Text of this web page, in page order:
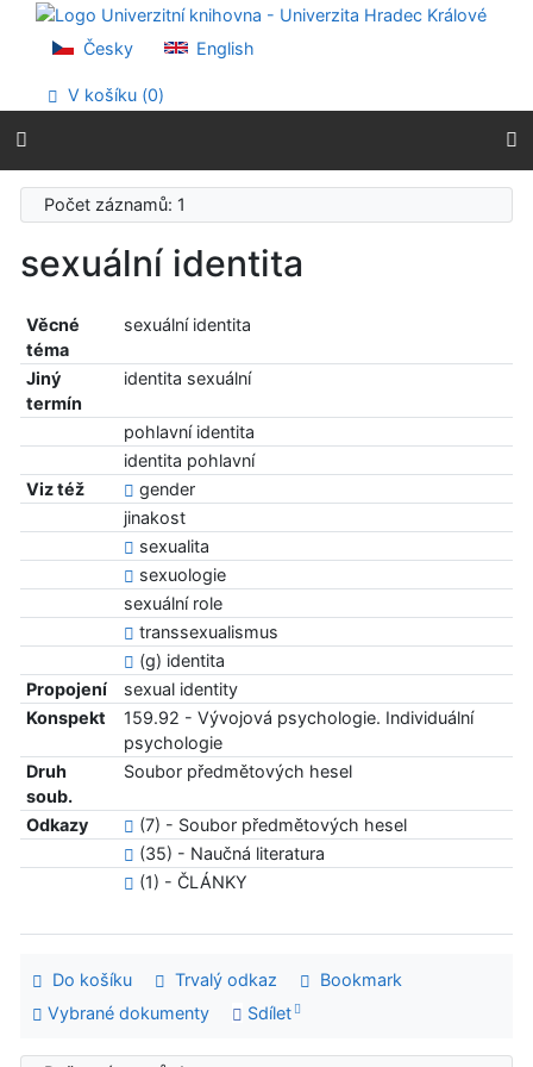
Přejít na obsah
Přejít na menu
Prohlášení o webové přístupnosti
Česky English
V košíku (0)
Počet záznamů: 1
sexuální identita
Věcné
téma
sexuální identita
Jiný
termín
identita sexuální
pohlavní identita
identita pohlavní
Viz též
gender
jinakost
sexualita
sexuologie
sexuální role
transsexualismus
(g) identita
Propojení
sexual identity
Konspekt
159.92 - Vývojová psychologie. Individuální
psychologie
Druh
soub.
Soubor předmětových hesel
Odkazy
(7) - Soubor předmětových hesel
(35) - Naučná literatura
(1) - ČLÁNKY
Do košíku Trvalý odkaz
Bookmark
Vybrané dokumenty
Sdílet